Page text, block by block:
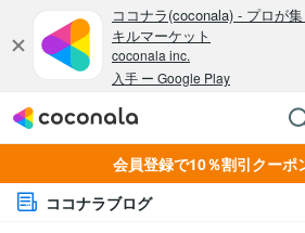
会員登録で10％割引クーポ
ココナラブログ